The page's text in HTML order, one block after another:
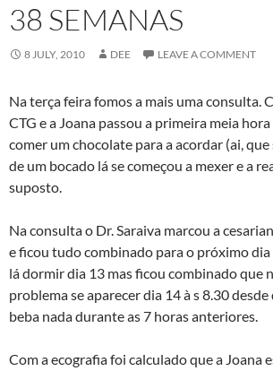
38 SEMANAS
8 JULY, 2010 DEE LEAVE A COMMENT
Na terça feira fomos a mais uma consulta.
CTG e a Joana passou a primeira meia
comer um chocolate para a acordar (ai,
de um bocado lá se começou a mexer e a
suposto.
Na consulta o Dr. Saraiva marcou a
e ficou tudo combinado para o próximo
lá dormir dia 13 mas ficou combinado que
problema se aparecer dia 14 à s 8.30
beba nada durante as 7 horas anteriores.
Com a ecografia foi calculado que a Joana